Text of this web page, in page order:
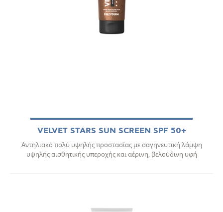
VELVET STARS SUN SCREEN SPF 50+
Αντηλιακό πολύ υψηλής προστασίας με σαγηνευτική λάμψη
υψηλής αισθητικής υπεροχής και αέρινη, βελούδινη υφή